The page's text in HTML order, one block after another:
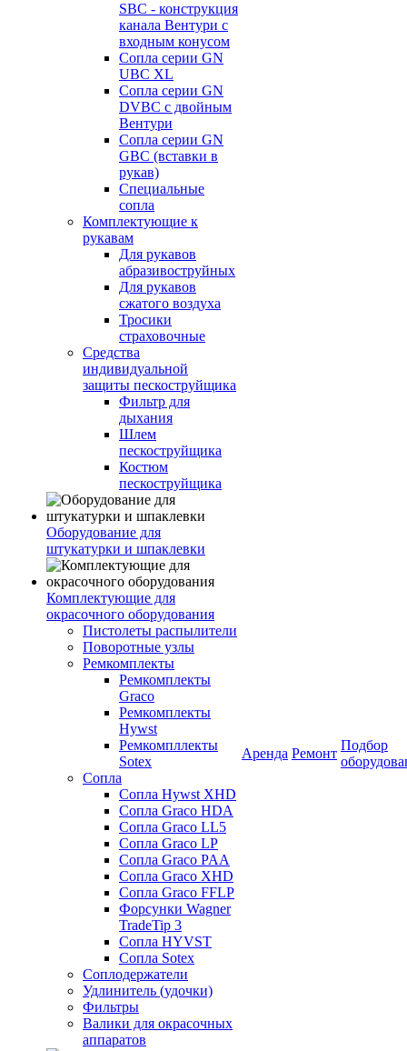
SBC - конструкция
канала Вентури c
входным конусом
Сопла серии GN
UBC XL
Сопла серии GN
DVBC с двойным
Вентури
Сопла серии GN
GBC (вставки в
рукав)
Специальные
сопла
Комплектующие к
рукавам
Для рукавов
абразивоструйных
Для рукавов
сжатого воздуха
Тросики
страховочные
Средства
индивидуальной
защиты пескоструйщика
Фильтр для
дыхания
Шлем
пескоструйщика
Костюм
пескоструйщика
Оборудование для
штукатурки и шпаклевки
Комплектующие для
окрасочного оборудования
Пистолеты распылители
Поворотные узлы
Ремкомплекты
Ремкомплекты
Graco
Ремкомплекты
Hywst
Ремкомпллекты
Sotex
Сопла
Сопла Hywst XHD
Сопла Graco HDA
Сопла Graco LL5
Сопла Graco LP
Сопла Graco PAA
Сопла Graco XHD
Сопла Graco FFLP
Форсунки Wagner
TradeTip 3
Сопла HYVST
Сопла Sotex
Соплодержатели
Удлинитель (удочки)
Фильтры
Валики для окрасочных
аппаратов
Аренда Ремонт
Подбор